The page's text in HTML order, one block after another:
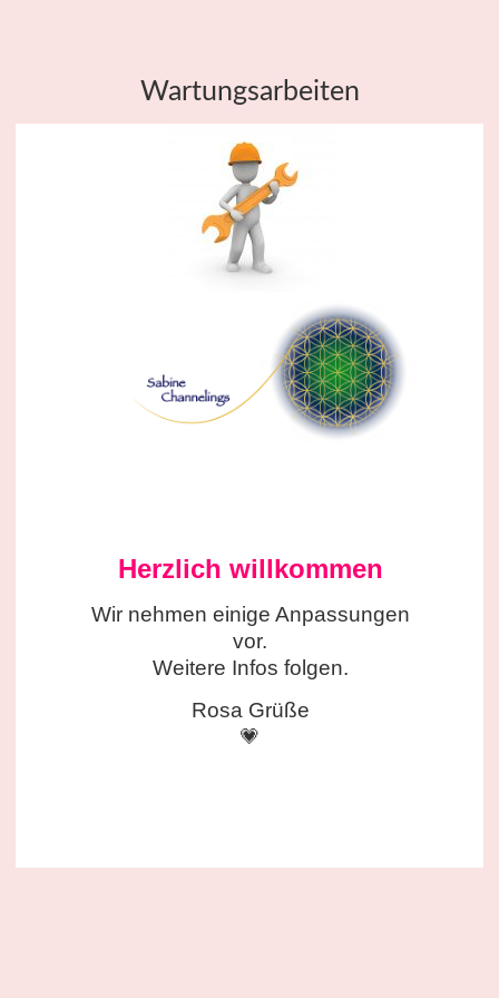
Wartungsarbeiten
Herzlich willkommen
Wir nehmen einige Anpassungen
vor.
Weitere Infos folgen.
Rosa Grüße
💗